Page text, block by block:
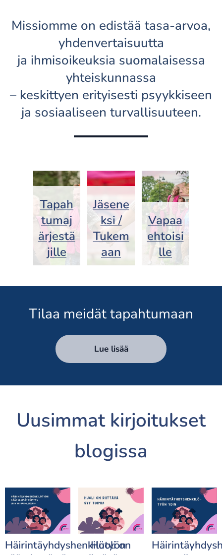
Missiomme on edistää tasa-arvoa,
yhdenvertaisuutta
ja ihmisoikeuksia suomalaisessa
yhteiskunnassa
– keskittyen erityisesti psyykkiseen
ja sosiaaliseen turvallisuuteen.
Tapah
tumaj
ärjestä
jille
Jäsene
ksi /
Tukem
aan
Vapaa
ehtoisi
lle
Tilaa meidät tapahtumaan
Lue lisää
Uusimmat kirjoitukset
blogissa
Häirintäyhdyshenkilötyön
Huoli on